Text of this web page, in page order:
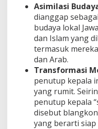
Asimilasi
dianggap
budaya lokal
dan Islam yang
termasuk
dan Arab.
Transformasi
penutup kepala
yang rumit.
penutup kepala
disebut
yang berarti siap